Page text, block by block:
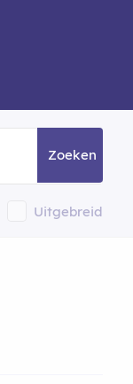
Zoeken
Uitgebreid